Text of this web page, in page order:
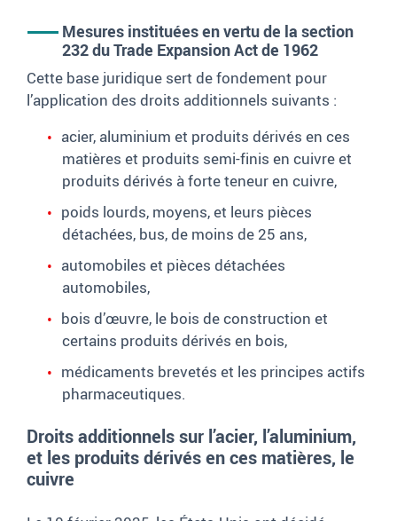
Mesures instituées en vertu de la section
232 du Trade Expansion Act de 1962
Cette base juridique sert de fondement pour
l’application des droits additionnels suivants :
acier, aluminium et produits dérivés en ces
matières et produits semi-finis en cuivre et
produits dérivés à forte teneur en cuivre,
poids lourds, moyens, et leurs pièces
détachées, bus, de moins de 25 ans,
automobiles et pièces détachées
automobiles,
bois d’œuvre, le bois de construction et
certains produits dérivés en bois,
médicaments brevetés et les principes actifs
pharmaceutiques.
Droits additionnels sur l’acier, l’aluminium,
et les produits dérivés en ces matières, le
cuivre